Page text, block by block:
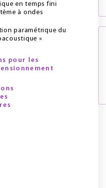
en temps fini
à ondes
paramétrique du
»
pour les